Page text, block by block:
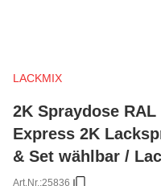
LACKMIX
2K Spraydose
Express 2K
& Set wählbar /
Art.Nr.:25836